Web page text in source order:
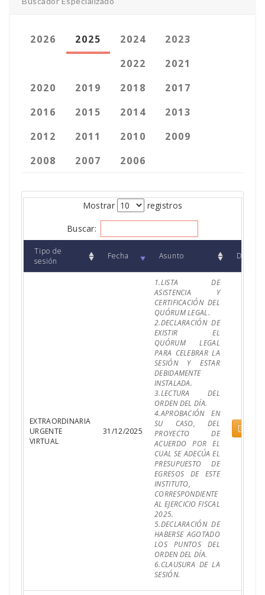
2026 2025 2024
2023
2022
2021
2020
2019 2018
2017
2016
2015 2014
2013
2012
2011 2010
2009
2008
2007 2006
Mostrar registros
Buscar:
Tipo de
sesión
Fecha Asunto
EXTRAORDINARIA
URGENTE
VIRTUAL
31/12/2025
1.LISTA DE
ASISTENCIA Y
CERTIFICACIÓN DEL
QUÓRUM LEGAL.
2.DECLARACIÓN DE
EXISTIR EL
QUÓRUM LEGAL
PARA CELEBRAR LA
SESIÓN Y ESTAR
DEBIDAMENTE
INSTALADA.
3.LECTURA DEL
ORDEN DEL DÍA.
4.APROBACIÓN EN
SU CASO, DEL
PROYECTO DE
ACUERDO POR EL
CUAL SE ADECÚA EL
PRESUPUESTO DE
EGRESOS DE ESTE
INSTITUTO,
CORRESPONDIENTE
AL EJERCICIO FISCAL
2025.
5.DECLARACIÓN DE
HABERSE AGOTADO
LOS PUNTOS DEL
ORDEN DEL DÍA.
6.CLAUSURA DE LA
SESIÓN.